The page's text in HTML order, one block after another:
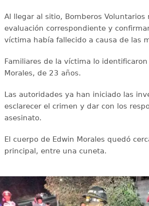
Al llegar al sitio, Bomberos Voluntarios
evaluación correspondiente y
víctima había fallecido a causa de las
Familiares de la víctima lo identificaron
Morales, de 23 años.
Las autoridades ya han iniciado las
esclarecer el crimen y dar con los
asesinato.
El cuerpo de Edwin Morales quedó
principal, entre una cuneta.